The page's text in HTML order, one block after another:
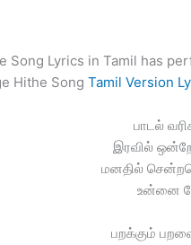
Song Lyrics in Tamil has
Hithe SongTamil Version
பாடல்
இரவில்
மனதில்
உன்னை
பறக்கும்